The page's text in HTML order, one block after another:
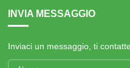
INVIA MESSAGGIO
Inviaci un messaggio, ti